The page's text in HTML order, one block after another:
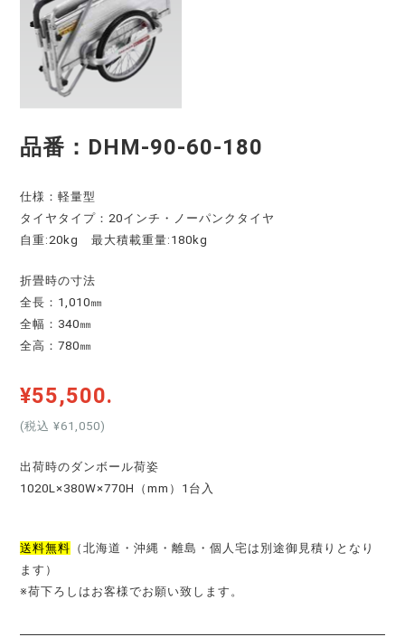
品番：DHM-90-60-180
仕様：軽量型
タイヤタイプ：20インチ・ノーパンクタイヤ
自重:20kg 最大積載重量:180kg
折畳時の寸法
全長：1,010㎜
全幅：340㎜
全高：780㎜
¥55,500.
(税込 ¥61,050)
出荷時のダンボール荷姿
1020L×380W×770H（mm）1台入
送料無料 （北海道・沖縄・離島・個人宅は別途御見積りとなり
ます）
※荷下ろしはお客様でお願い致します。